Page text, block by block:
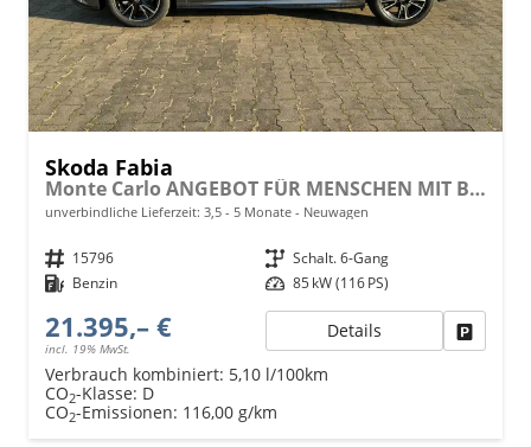
Skoda Fabia
Monte Carlo ANGEBOT FÜR MENSCHEN MIT BEHINDERUNG AB 50%! 1.0 TSI 116PS, 16" Alu, METALLIC/Dach Schwarz, Bi-LED-Scheinwerfer, Parksensoren vo/hi, Rückfahrkamera, Kessy, Climatronic, SunSet, Sport-M-Lederlenkrad beheizt, Infotainment 8", Smart Link, NSW, Sitzheizung,
unverbindliche Lieferzeit: 3,5 - 5 Monate Neuwagen
Fahrzeugnr. 15796 Getriebe Schalt. 6-Gang
Kraftstoff Benzin Leistung 85 kW (116 PS)
21.395,– €
incl. 19% MwSt.
Details
Verbrauch kombiniert: 5,10 l/100km
CO2-Klasse: D
CO2-Emissionen: 116,00 g/km